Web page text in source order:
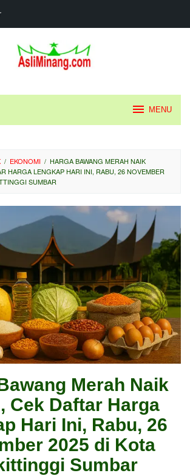
MENU
/ EKONOMI / HARGA BAWANG MERAH NAIK
HARGA LENGKAP HARI INI, RABU, 26 NOVEMBER
SUMBAR
Merah Naik
Cek Daftar Harga
Hari Ini, Rabu, 26
2025 di Kota
Sumbar